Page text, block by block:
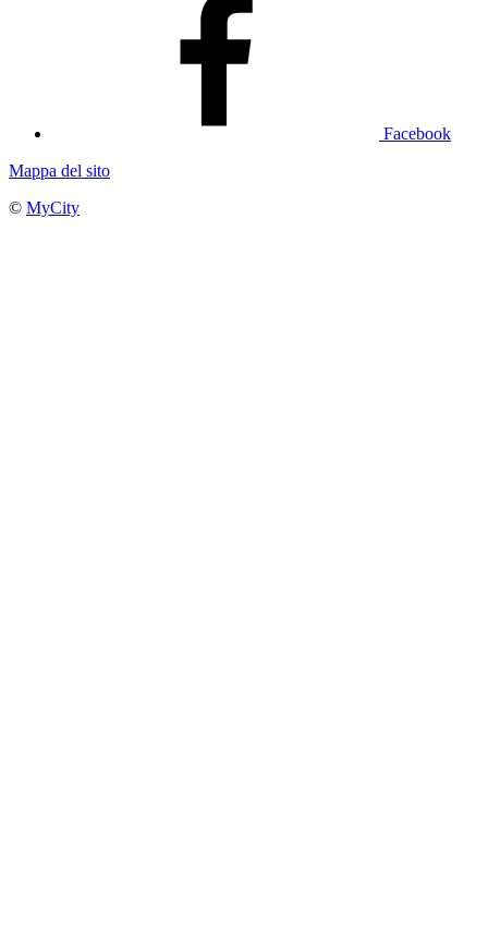
Facebook
Mappa del sito
© MyCity